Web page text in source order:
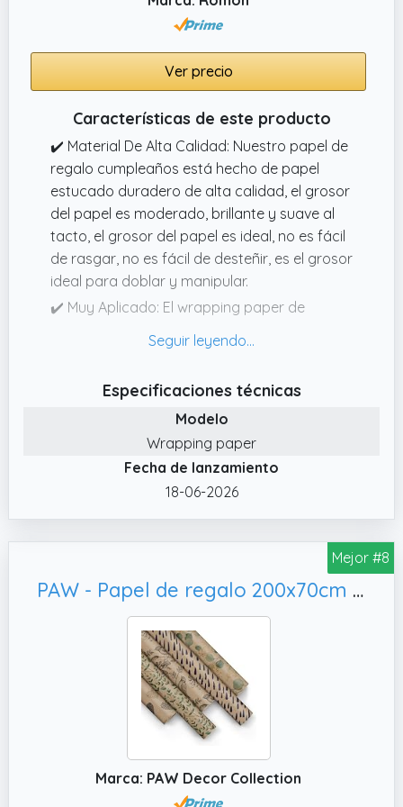
Ver precio
Características de este producto
✔️ Material De Alta Calidad: Nuestro papel de
regalo cumpleaños está hecho de papel
estucado duradero de alta calidad, el grosor
del papel es moderado, brillante y suave al
tacto, el grosor del papel es ideal, no es fácil
de rasgar, no es fácil de desteñir, es el grosor
ideal para doblar y manipular.
✔️ Muy Aplicado: El wrapping paper de
de cumpleaños, felicitaciones, celebraciones,
temporada escolar y de graduación,
Navidad, etc., añadiendo vitalidad a sus
✔️ Cómodo y Rápido: El papel regalo de
cumpleaños de gran tamaño es muy sencillo
papel de regalo, envolverlo y fijarlo con cinta
adhesiva para completar el embalaje,
ahorrando tiempo y esfuerzo.
✔️ Embalaje Y Tamaño: Recibirá 1 rollo de
papel de regalo de cumpleaños, cada rollo
mide 43*300cm, longitud amplia, diseño en
rollo, ocupa poco espacio, fácil de
almacenar, puede cubrir fácilmente regalos
grandes, como coches de juguete, muñecas
grandes, etc.
Especificaciones técnicas
Modelo
Wrapping paper
Fecha de lanzamiento
18-06-2026
Mejor #8
PAW - Papel de regalo 200x70cm - 5 rollos | Mezcla de 5 diseños | Elegante Papel Para Envolver Regalos para Cumpleaños, Fiestas y Regalos - Cuidamos la naturaleza
Marca: PAW Decor Collection